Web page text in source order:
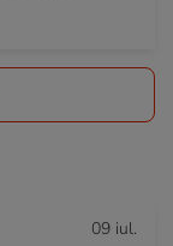
09 iul.